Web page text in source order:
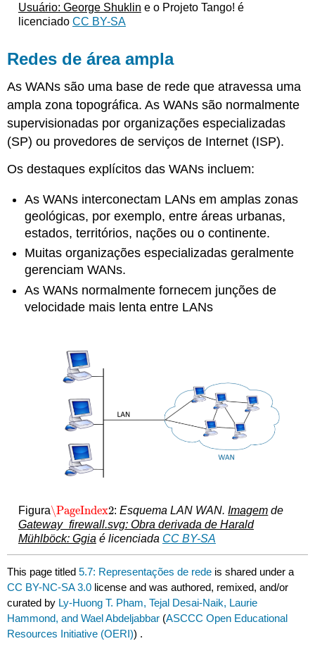
Usuário: George Shuklin e o Projeto Tango! é
licenciado CC BY-SA
Redes de área ampla
As WANs são uma base de rede que atravessa uma
ampla zona topográfica. As WANs são normalmente
supervisionadas por organizações especializadas
(SP) ou provedores de serviços de Internet (ISP).
Os destaques explícitos das WANs incluem:
AsWANs interconectam LANs em amplas zonas
geológicas, por exemplo, entre áreas urbanas,
estados, territórios, nações ou o continente.
Muitas organizações especializadas geralmente
gerenciam WANs.
As WANs normalmente fornecem junções de
velocidade mais lenta entre LANs
Figura\PageIndex2
\PageIndex2:Esquema LAN WAN.Imagem de
Gateway_firewall.svg: Obra derivada de Harald
Mühlböck: Ggia é licenciada CC BY-SA
This page titled5.7: Representações de rede is shared under a
CC BY-NC-SA 3.0 license and was authored, remixed, and/or
curated by Ly-Huong T. Pham, Tejal Desai-Naik, Laurie
Hammond, and Wael Abdeljabbar (ASCCC Open Educational
Resources Initiative (OERI)) .